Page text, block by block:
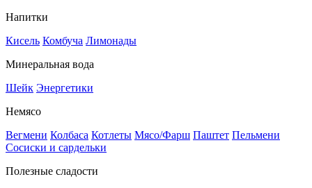
Напитки
Кисель Комбуча Лимонады
Минеральная вода
Шейк Энергетики
Немясо
Вегмени Колбаса Котлеты Мясо/Фарш Паштет Пельмени
Сосиски и сардельки
Полезные сладости